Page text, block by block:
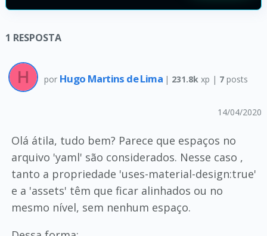
1 RESPOSTA
por Hugo Martins de Lima | 231.8k xp | 7 posts
14/04/2020
Olá átila, tudo bem? Parece que espaços no
arquivo 'yaml' são considerados. Nesse caso ,
tanto a propriedade 'uses-material-design:true'
e a 'assets' têm que ficar alinhados ou no
mesmo nível, sem nenhum espaço.